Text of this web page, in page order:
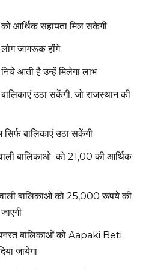
को आर्थिक सहायता मिल सकेगी
लोग जागरूक होंगे
आती है उन्हें मिलेगा लाभ
उठा सकेंगी, जो राजस्थान की
बालिकाएं उठा सकेंगी
बालिकाओ को 21,00 की आर्थिक
वाली बालिकाओ को 25,000 रूपये की
बालिकाओं को Aapaki Beti
जायेगा